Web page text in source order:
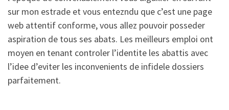
sur mon estrade et vous entezndu que c’est une page
web attentif conforme, vous allez pouvoir posseder
aspiration de tous ses abats. Les meilleurs emploi ont
moyen en tenant controler l’identite les abattis avec
l’idee d’eviter les inconvenients de infidele dossiers
parfaitement.